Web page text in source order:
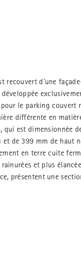
recouvert d'une
le parking couvert
différente en
qui est dimensionnée
de 399 mm de haut
en terre cuite
et plus
présentent une